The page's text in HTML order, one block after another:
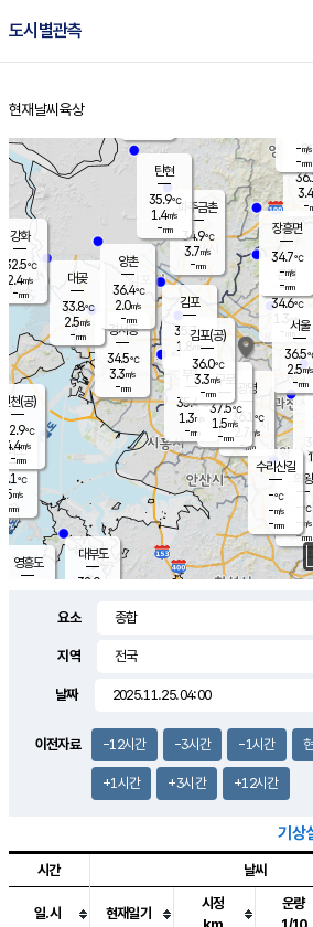
도시별관측
홈
현재날씨 육상
의도
℃
m/s
mm
영흥도
양주
3.4
-
3.0m/s
대부도
32.0
경서동
34.5℃
3.3m/s
-mm
파주금촌
34.9℃
3.7m/s
-mm
대곶
33.8℃
2.5m/s
-mm
탄현
35.9℃
1.4m/s
-mm
의왕
- ℃
-m/s
-mm
김포
35.7℃
1.8 m/s
mm
광명
36.1
℃
2.7 m/s
-mm
부천
35.4℃
1.3m/s
-mm
양촌
36.4℃
2.0m/s
-mm
구로
37.5℃
1.5m/s
-mm
은평
34.6℃
1.3 m/s
- mm
수리산길
-℃
-m/s
-mm
장흥면
34.7℃
-m/s
-mm
-m/s
-mm
강화
32.5℃
2.4m/s
-mm
인천(공)
32.9℃
4.4m/s
-mm
김포(공)
36.0℃
3.3m/s
-mm
서울
36.5
2.5m/s
-mm
요소
지역
날짜
이전자료 -12시간 -3시간 -1시간
+1시간 +3시간 +12시간
기상
시간 날씨
일.시 현재일기
시정
운량